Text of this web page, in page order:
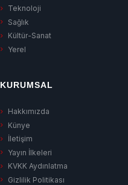
Teknoloji
Sağlık
Kültür-Sanat
Yerel
KURUMSAL
Hakkımızda
Künye
İletişim
Yayın İlkeleri
KVKK Aydınlatma
Gizlilik Politikası